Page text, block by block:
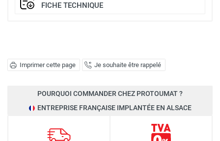
Imprimer cette page Je souhaite être rappelé
FICHE TECHNIQUE
POURQUOI COMMANDER CHEZ PROTOUMAT ?
ENTREPRISE FRANÇAISE IMPLANTÉE EN ALSACE